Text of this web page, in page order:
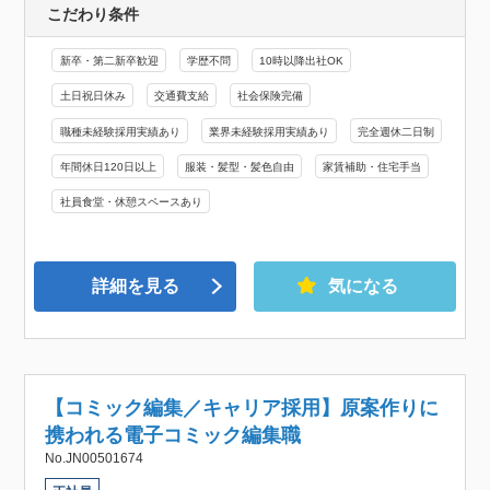
こだわり条件
新卒・第二新卒歓迎 学歴不問 10時以降出社OK
土日祝日休み 交通費支給 社会保険完備
職種未経験採用実績あり 業界未経験採用実績あり 完全週休二日制
年間休日120日以上 服装・髪型・髪色自由 家賃補助・住宅手当
社員食堂・休憩スペースあり
詳細を見る 気になる
【コミック編集／キャリア採用】原案作りに
携われる電子コミック編集職
No.JN00501674